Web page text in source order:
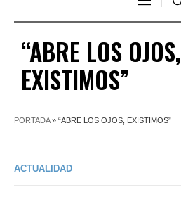
“ABRE LOS OJOS,
EXISTIMOS”
PORTADA» “ABRE LOS OJOS, EXISTIMOS”
ACTUALIDAD